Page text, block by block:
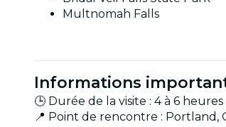
Multnomah Falls
Informations
🕒 Durée de la visite : 4 à 6
📍 Point de rencontre : Portland,